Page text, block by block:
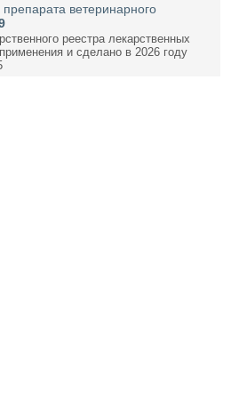
ветеринарного
реестра лекарственных
и сделано в 2026 году